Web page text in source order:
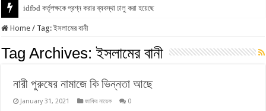
ইনফ
Home / Tag:ইসলামের বানী
Tag Archives:ইসলামের বানী
নারী পুরুষের নামাজে কি ভিন্নতা আছে
January 31, 2021 জাকির নায়েক 0